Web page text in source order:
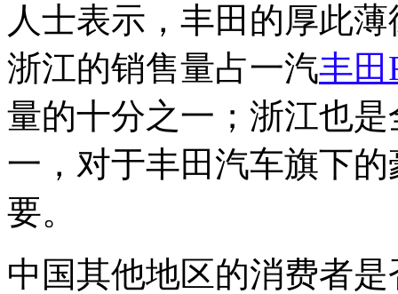
人士表示，丰田的厚此
浙江的销售量占一汽丰田
量的十分之一；浙江也
一，对于丰田汽车旗下
要。
中国其他地区的消费者